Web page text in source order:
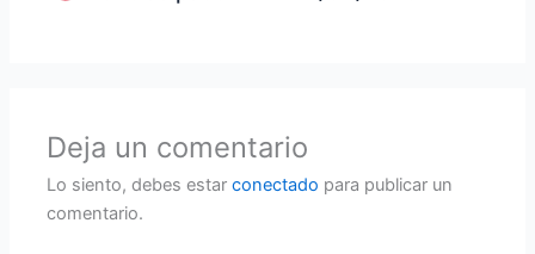
Deja un comentario
Lo siento, debes estarconectado para publicar un
comentario.